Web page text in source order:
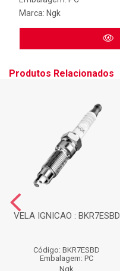
Marca: Ngk
Produtos Relacionados
VELA IGNICAO : BKR7ESBD
Código: BKR7ESBD
Embalagem: PC
Ngk